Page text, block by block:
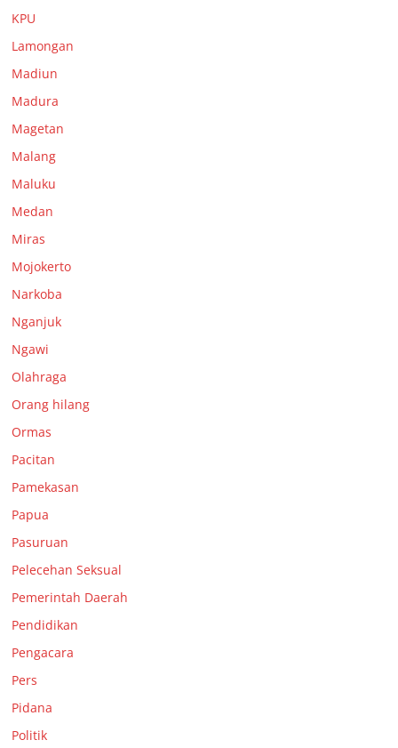
KPU
Lamongan
Madiun
Madura
Magetan
Malang
Maluku
Medan
Miras
Mojokerto
Narkoba
Nganjuk
Ngawi
Olahraga
Orang hilang
Ormas
Pacitan
Pamekasan
Papua
Pasuruan
Pelecehan Seksual
Pemerintah Daerah
Pendidikan
Pengacara
Pers
Pidana
Politik